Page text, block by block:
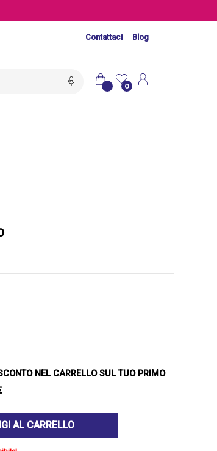
Contattaci Blog
0
NEL CARRELLO SUL TUO PRIMO
AL CARRELLO